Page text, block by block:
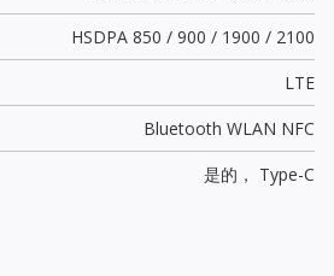
HSDPA 850 / 900 / 1900 / 2100
LTE
Bluetooth WLAN NFC
是的， Type-C